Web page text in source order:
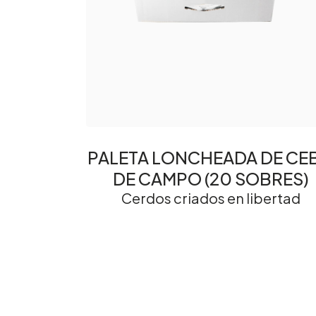
PALETA LONCHEADA DE
DE CAMPO (20 SOBRES)
Cerdos criados en libertad